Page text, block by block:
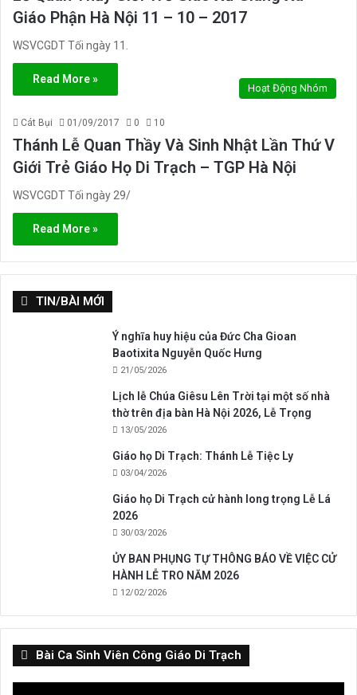
Giáo Phận Hà Nội 11 – 10 – 2017
WSVCGDT Tối ngày 11.
Read More »
Hoạt Động Nhóm
Cát Bụi 01/09/2017 0 10
Thánh Lễ Quan Thầy Và Sinh Nhật Lần Thứ V
Giới Trẻ Giáo Họ Di Trạch – TGP Hà Nội
WSVCGDT Tối ngày 29/
Read More »
TIN/BÀI MỚI
Ý nghĩa huy hiệu của Đức Cha Gioan
Baotixita Nguyễn Quốc Hưng
21/05/2026
Lịch lễ Chúa Giêsu Lên Trời tại một số nhà
thờ trên địa bàn Hà Nội 2026, Lễ Trọng
13/05/2026
Giáo họ Di Trạch: Thánh Lễ Tiệc Ly
03/04/2026
Giáo họ Di Trạch cử hành long trọng Lễ Lá
2026
30/03/2026
ỦY BAN PHỤNG TỰ THÔNG BÁO VỀ VIỆC CỬ
HÀNH LỄ TRO NĂM 2026
12/02/2026
Bài Ca Sinh Viên Công Giáo Di Trạch